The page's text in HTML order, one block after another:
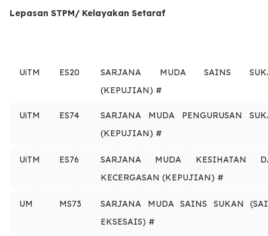
Lepasan STPM/ Kelayakan Setaraf
UiTM ES20
SARJANA MUDA SAINS
(KEPUJIAN) #
UiTM ES74
SARJANA MUDA PENGURUSAN
(KEPUJIAN) #
UiTM ES76
SARJANA MUDA KESIHATAN
KECERGASAN (KEPUJIAN) #
UM MS73
SARJANA MUDA SAINS SUKAN
EKSESAIS) #